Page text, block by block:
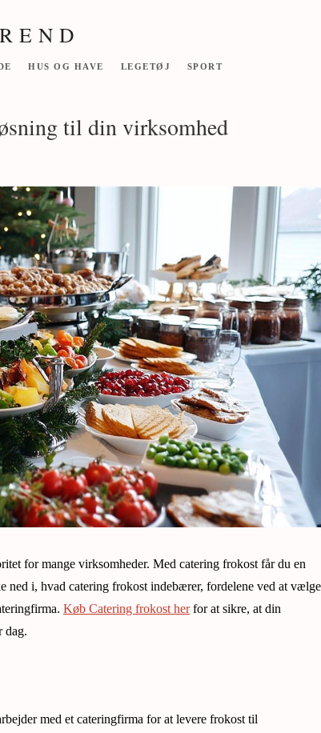
E N D
HUS OG HAVE LEGETØJ SPORT
til din virksomhed
for mange virksomheder. Med catering frokost får du en
i, hvad catering frokost indebærer, fordelene ved at vælge
Køb Catering frokost herfor at sikre, at din
dag.
med et cateringfirma for at levere frokost til